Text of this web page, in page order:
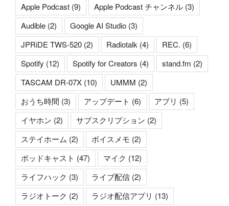
Apple Podcast (9) Apple Podcast チャンネル (3)
Audible (2) Google AI Studio (3)
JPRiDE TWS-520 (2) Radiotalk (4) REC. (6)
Spotify (12) Spotify for Creators (4) stand.fm (2)
TASCAM DR-07X (10) UMMM (2)
おうち時間 (3) アップデート (6) アプリ (5)
イヤホン (2) サブスクリプション (2)
ステイホーム (2) ボイスメモ (2)
ポッドキャスト (47) マイク (12)
ライフハック (3) ライブ配信 (2)
ラジオトーク (2) ラジオ配信アプリ (13)